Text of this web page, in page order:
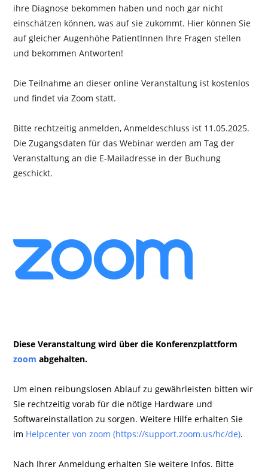
ihre Diagnose bekommen haben und noch gar nicht
einschätzen können, was auf sie zukommt. Hier können Sie
auf gleicher Augenhöhe PatientInnen Ihre Fragen stellen
und bekommen Antworten!
Die Teilnahme an dieser online Veranstaltung ist kostenlos
und findet via Zoom statt.
Bitte rechtzeitig anmelden, Anmeldeschluss ist 11.05.2025.
Die Zugangsdaten für das Webinar werden am Tag der
Veranstaltung an die E-Mailadresse in der Buchung
geschickt.
Diese Veranstaltung wird über die Konferenzplattform
zoom abgehalten.
Um einen reibungslosen Ablauf zu gewährleisten bitten wir
Sie rechtzeitig vorab für die nötige Hardware und
Softwareinstallation zu sorgen. Weitere Hilfe erhalten Sie
im Helpcenter von zoom (https://support.zoom.us/hc/de).
Nach Ihrer Anmeldung erhalten Sie weitere Infos. Bitte